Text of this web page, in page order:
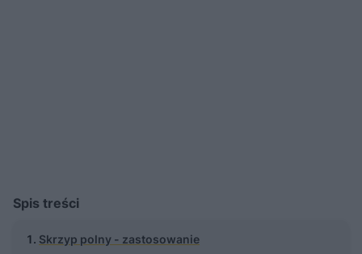
Spis treści
Skrzyp polny - zastosowanie